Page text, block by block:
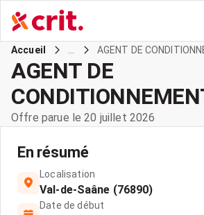
Accueil AGENT DE
AGENT DE
Offre parue le 20 juillet 2026
En résumé
Localisation
Val-de-Saâne (76890)
Date de début